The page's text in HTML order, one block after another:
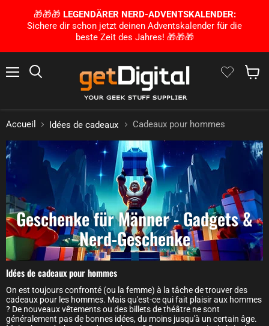
🎁🎁🎁 LEGENDÄRER NERD-ADVENTSKALENDER:
Sichere dir schon jetzt deinen Adventskalender für die
beste Zeit des Jahres! 🎁🎁🎁
Rechercher
Accueil Idées de cadeaux Cadeaux pour hommes
Geschenke für Männer - Gadgets &
Nerd-Geschenke
Idées de cadeaux pour hommes
On est toujours confronté (ou la femme) à la tâche de trouver des
cadeaux pour les hommes. Mais qu'est-ce qui fait plaisir aux hommes
? De nouveaux vêtements ou des billets de théâtre ne sont
généralement pas de bonnes idées, du moins jusqu'à un certain âge.